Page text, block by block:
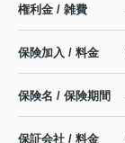
権利金 / 雑費
保険加入 / 料金
保険名 / 保険期間
保証会社 / 料金